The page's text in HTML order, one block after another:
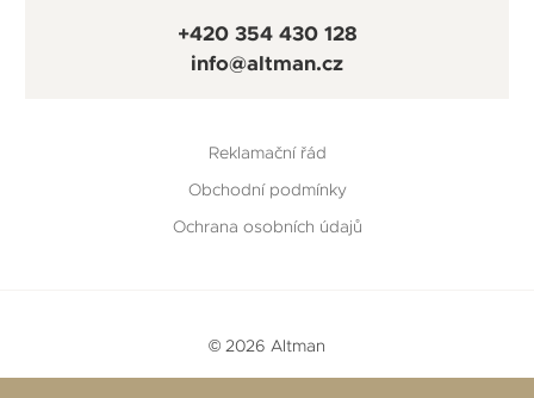
+420 354 430 128
info@altman.cz
Reklamační řád
Obchodní podmínky
Ochrana osobních údajů
© 2026 Altman